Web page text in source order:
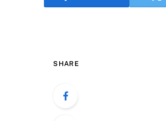
SHARE